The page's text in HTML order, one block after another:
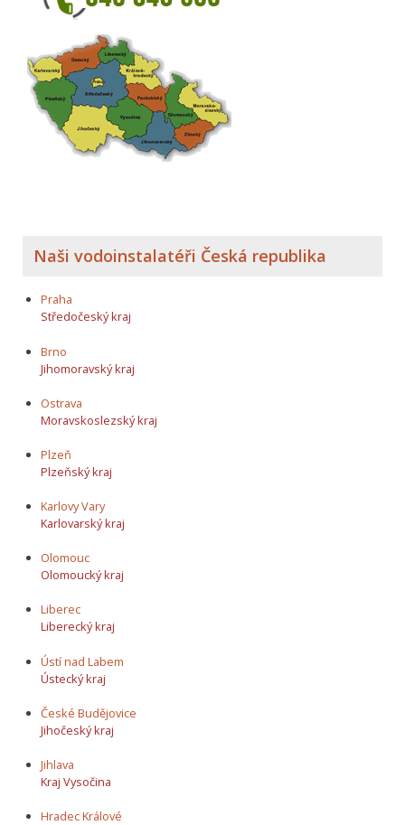
Naši vodoinstalatéři Česká republika
Praha
Středočeský kraj
Brno
Jihomoravský kraj
Ostrava
Moravskoslezský kraj
Plzeň
Plzeňský kraj
Karlovy Vary
Karlovarský kraj
Olomouc
Olomoucký kraj
Liberec
Liberecký kraj
Ústí nad Labem
Ústecký kraj
České Budějovice
Jihočeský kraj
Jihlava
Kraj Vysočina
Hradec Králové